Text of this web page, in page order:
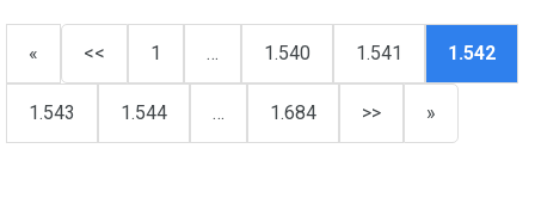
« << 1 … 1.540 1.541 1.542
1.543 1.544 … 1.684 >> »